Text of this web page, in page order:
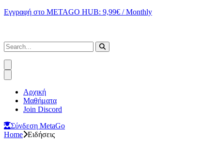
Εγγραφή στο METAGO HUB: 9,99€ / Monthly
Αρχική
Μαθήματα
Join Discord
Σύνδεση MetaGo
Home Ειδήσεις